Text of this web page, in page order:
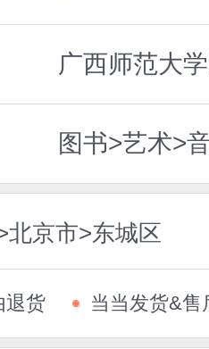
广西师范大
图书>艺术>
北京市>东城区
退货 当当发货&售